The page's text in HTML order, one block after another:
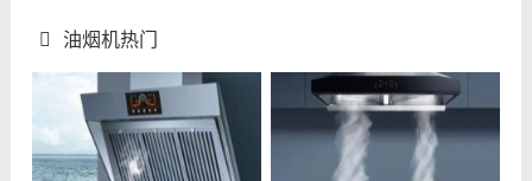
油烟机热门